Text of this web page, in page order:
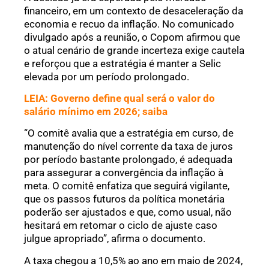
financeiro, em um contexto de desaceleração da
economia e recuo da inflação. No comunicado
divulgado após a reunião, o Copom afirmou que
o atual cenário de grande incerteza exige cautela
e reforçou que a estratégia é manter a Selic
elevada por um período prolongado.
LEIA: Governo define qual será o valor do
salário mínimo em 2026; saiba
“O comitê avalia que a estratégia em curso, de
manutenção do nível corrente da taxa de juros
por período bastante prolongado, é adequada
para assegurar a convergência da inflação à
meta. O comitê enfatiza que seguirá vigilante,
que os passos futuros da política monetária
poderão ser ajustados e que, como usual, não
hesitará em retomar o ciclo de ajuste caso
julgue apropriado”, afirma o documento.
A taxa chegou a 10,5% ao ano em maio de 2024,